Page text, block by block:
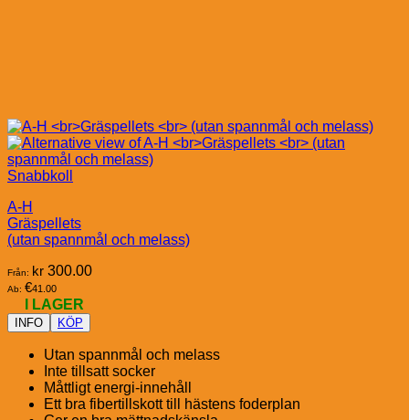
Snabbkoll
A-H
Gräspellets
(utan spannmål och melass)
Från: kr 300.00
Ab: €41.00
I LAGER
INFO KÖP
Utan spannmål och melass
Inte tillsatt socker
Måttligt energi-innehåll
Ett bra fibertillskott till hästens foderplan